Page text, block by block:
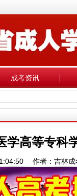
成考资讯
学高等专科
作者：吉林